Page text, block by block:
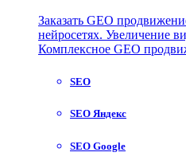
Заказать GEO
нейросетях. Увеличение
Комплексное GEO
SEO
SEO Яндекс
SEO Google